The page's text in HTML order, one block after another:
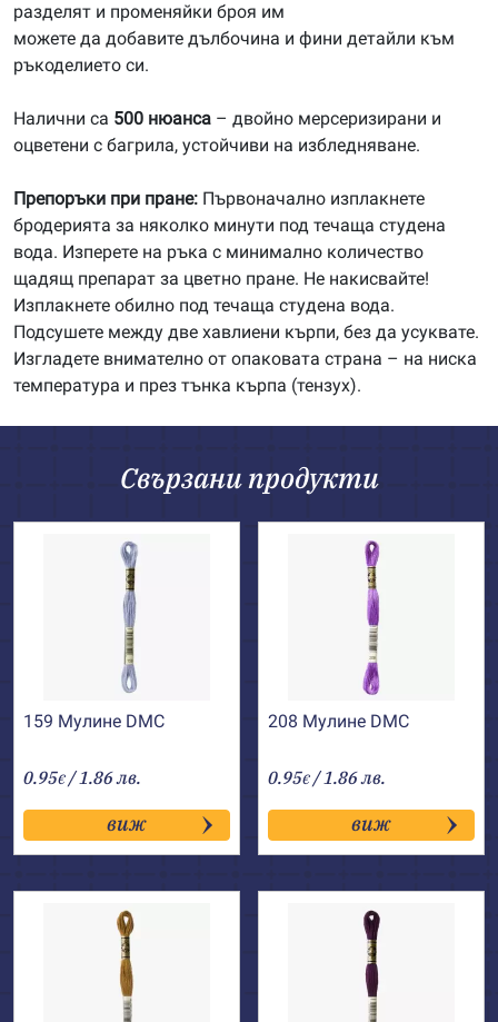
разделят и променяйки броя им
можете да добавите дълбочина и фини детайли към
ръкоделието си.
Налични са 500 нюанса – двойно мерсеризирани и
оцветени с багрила, устойчиви на избледняване.
Препоръки при пране: Първоначално изплакнете
бродерията за няколко минути под течаща студена
вода. Изперете на ръка с минимално количество
щадящ препарат за цветно пране. Не накисвайте!
Изплакнете обилно под течаща студена вода.
Подсушете между две хавлиени кърпи, без да усуквате.
Изгладете внимателно от опаковата страна – на ниска
температура и през тънка кърпа (тензух).
Свързани продукти
159 Мулине DMC
0.95€ / 1.86 лв.
виж
208 Мулине DMC
0.95€ / 1.86 лв.
виж